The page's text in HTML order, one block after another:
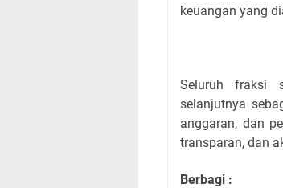
keuangan yang
Seluruh fraksi
selanjutnya
anggaran, dan
transparan, dan
Berbagi :